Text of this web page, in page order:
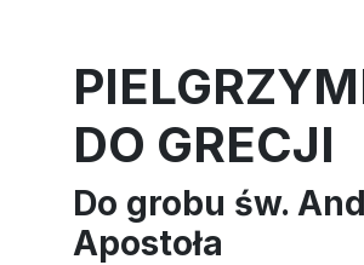
DO GRECJI
Do grobu św.
Apostoła